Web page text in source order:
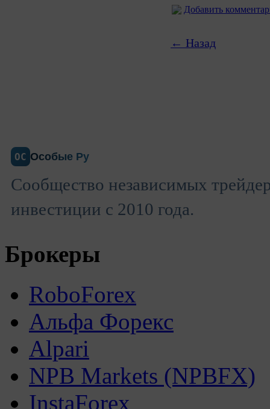
Добавить
← Назад
ОС Особые Ру
Сообщество независимых
инвестиции с 2010 года.
Брокеры
RoboForex
Альфа Форекс
Alpari
NPB Markets (NPBFX)
InstaForex